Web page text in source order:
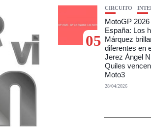
05
CIRCUITO
MotoGP
España: Los
Márquez
diferentes en
Jerez Ángel
Quiles
Moto3
28/04/2026